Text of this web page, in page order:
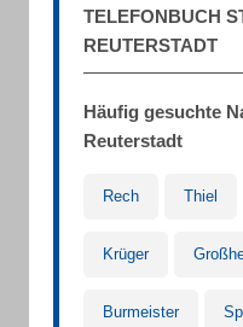
TELEFONBUCH
REUTERSTADT
Häufig gesuchte
Reuterstadt
Rech Thiel
Krüger
Burmeister